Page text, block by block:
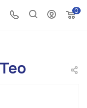
0